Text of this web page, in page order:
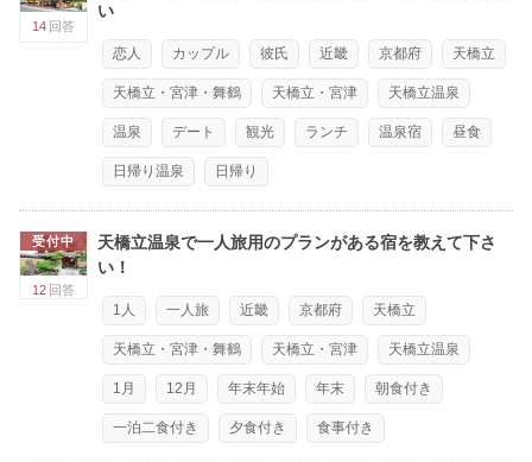
14 回答
い
恋人 カップル 彼氏 近畿 京都府 天橋立
天橋立・宮津・舞鶴 天橋立・宮津 天橋立温泉
温泉 デート 観光 ランチ 温泉宿 昼食
日帰り温泉 日帰り
受付中
12 回答
天橋立温泉で一人旅用のプランがある宿を教えて下さ
い！
1人 一人旅 近畿 京都府 天橋立
天橋立・宮津・舞鶴 天橋立・宮津 天橋立温泉
1月 12月 年末年始 年末 朝食付き
一泊二食付き 夕食付き 食事付き